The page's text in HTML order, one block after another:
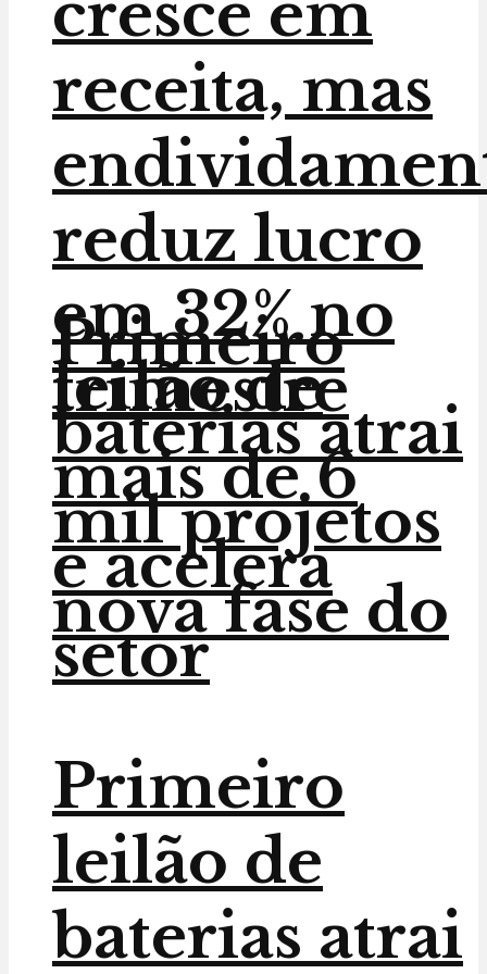
Primeiro
leilão de
baterias atrai
mais de 6
mil projetos
e acelera
nova fase do
setor
receita, mas
reduz lucro
em 32% no
trimestre
Primeiro
leilão de
baterias atrai